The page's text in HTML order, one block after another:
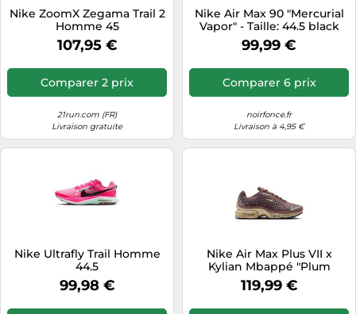
Nike ZoomX Zegama Trail 2
Homme 45
107,95 €
Comparer 2 prix
21run.com (FR)
Livraison gratuite
Nike Air Max 90 "Mercurial
Vapor" - Taille: 44.5 black
99,99 €
Comparer 6 prix
noirfonce.fr
Livraison à 4,95 €
Nike Ultrafly Trail Homme
44.5
99,98 €
Nike Air Max Plus VII x
Kylian Mbappé "Plum
Eclipse" - Taille: 40 brown
119,99 €